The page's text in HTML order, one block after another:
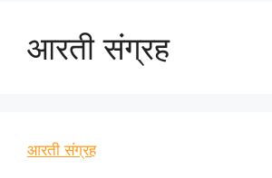
आरती संग्रह
आरती संग्रह